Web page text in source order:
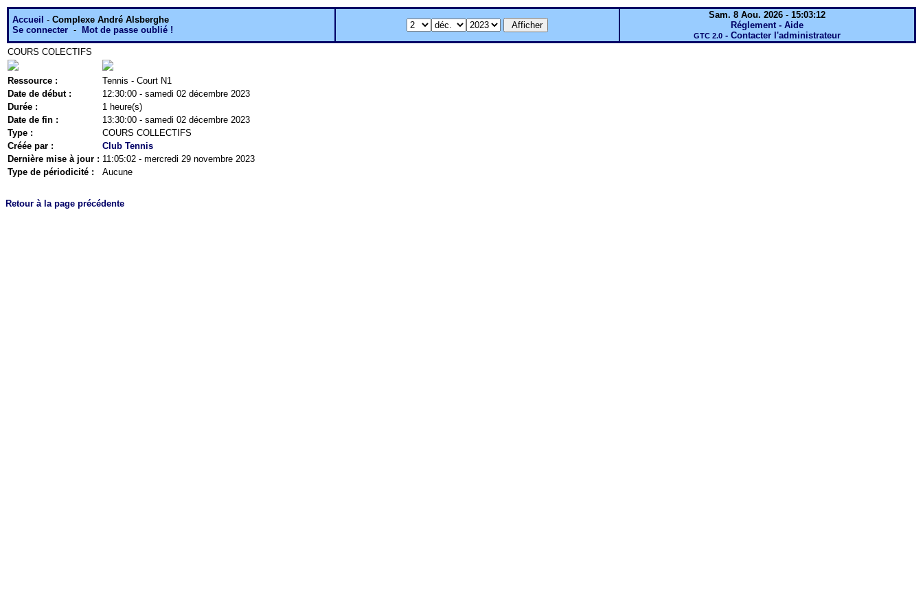
Accueil - Complexe André Alsberghe
Se connecter - Mot de passe oublié !
Sam. 8 Aou. 2026 - 15:03:12
Réglement - Aide
GTC 2.0 - Contacter l'administrateur
COURS COLECTIFS
Ressource :
Tennis - Court N1
Date de début :
12:30:00 - samedi 02 décembre 2023
Durée :
1 heure(s)
Date de fin :
13:30:00 - samedi 02 décembre 2023
Type :
COURS COLLECTIFS
Créée par :
Club Tennis
Dernière mise à jour : 11:05:02 - mercredi 29 novembre 2023
Type de périodicité :
Aucune
Retour à la page précédente